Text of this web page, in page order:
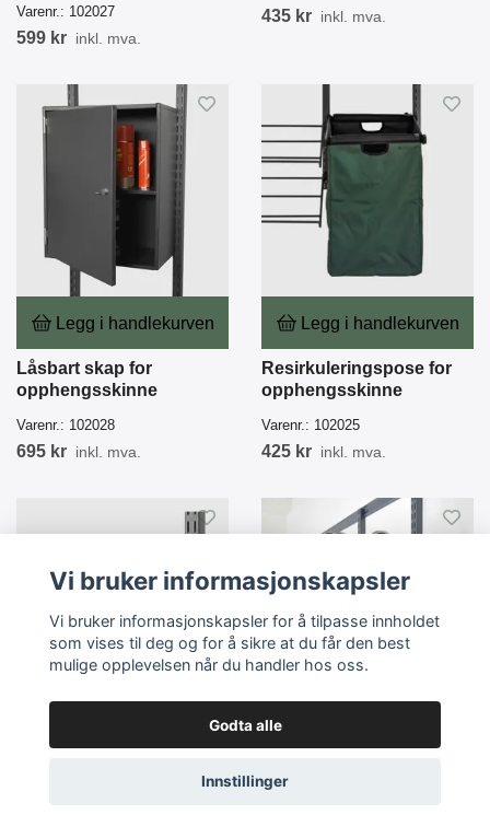
Varenr.: 102027
599 kr inkl. mva.
435 kr inkl. mva.
Legg i handlekurven
Låsbart skap for
opphengsskinne
Varenr.: 102028
695 kr inkl. mva.
Legg i handlekurven
Resirkuleringspose for
opphengsskinne
Varenr.: 102025
425 kr inkl. mva.
Legg i handlekurven
Skioppbevaring
Vi bruker informasjonskapsler
Vi bruker informasjonskapsler for å tilpasse innholdet
som vises til deg og for å sikre at du får den best
mulige opplevelsen når du handler hos oss.
Godta alle
Innstillinger